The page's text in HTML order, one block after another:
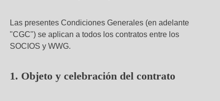
Las presentes Condiciones Generales (en adelante
"CGC") se aplican a todos los contratos entre los
SOCIOS y WWG.
1. Objeto y celebración del contrato